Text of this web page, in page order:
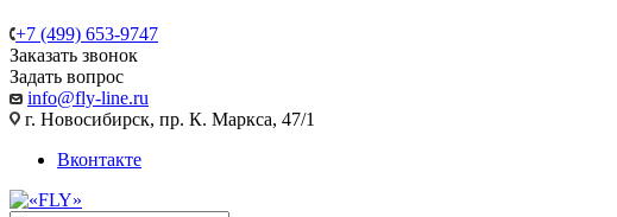
+7 (499) 653-9747
Заказать звонок
Задать вопрос
info@fly-line.ru
г. Новосибирск, пр. К. Маркса, 47/1
Вконтакте